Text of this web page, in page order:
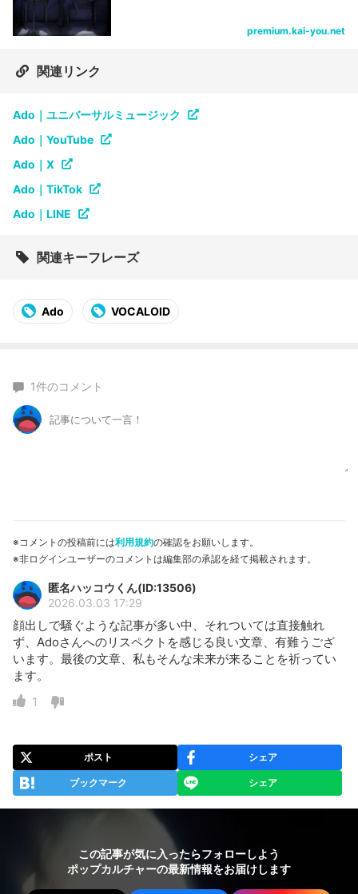
premium.kai-you.net
関連リンク
Ado｜ユニバーサルミュージック
Ado｜YouTube
Ado｜X
Ado｜TikTok
Ado｜LINE
関連キーフレーズ
Ado VOCALOID
1件のコメント
※コメントの投稿前には利用規約の確認をお願いします。
※非ログインユーザーのコメントは編集部の承認を経て掲載されます。
匿名ハッコウくん(ID:13506)
2026.03.03 17:29
顔出しで騒ぐような記事が多い中、それついては直接触れ
ず、Adoさんへのリスペクトを感じる良い文章、有難うござ
います。最後の文章、私もそんな未来が来ることを祈ってい
ます。
1
ポスト シェア
ブックマーク シェア
この記事が気に入ったらフォローしよう
ポップカルチャーの最新情報をお届けします